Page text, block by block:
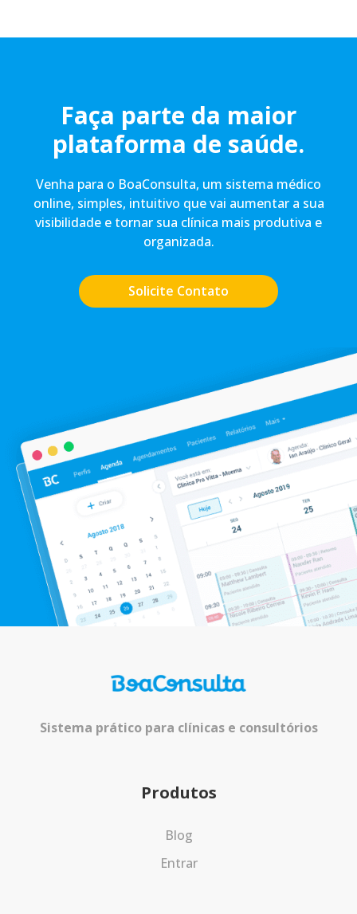
Faça parte da maior
plataforma de saúde.
Venha para o BoaConsulta, um sistema médico
online, simples, intuitivo que vai aumentar a sua
visibilidade e tornar sua clínica mais produtiva e
organizada.
Solicite Contato
Sistema prático para clínicas e consultórios
Produtos
Blog
Entrar